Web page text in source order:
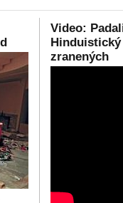
Video:
zranených